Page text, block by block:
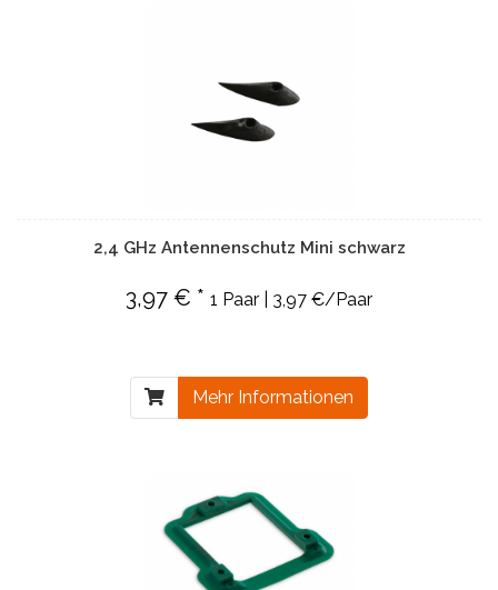
2,4 GHz Antennenschutz Mini schwarz
3,97 € * 1 Paar | 3,97 €/Paar
Mehr Informationen